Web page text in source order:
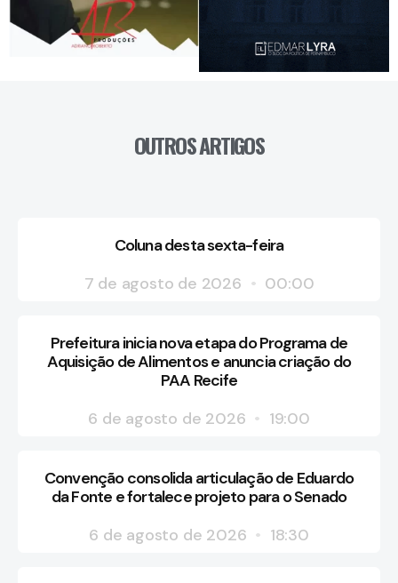
OUTROS ARTIGOS
Coluna desta sexta-feira
7 de agosto de 2026
00:00
Prefeitura inicia nova etapa do Programa de
Aquisição de Alimentos e anuncia criação do
PAA Recife
6 de agosto de 2026
19:00
Convenção consolida articulação de Eduardo
da Fonte e fortalece projeto para o Senado
6 de agosto de 2026
18:30